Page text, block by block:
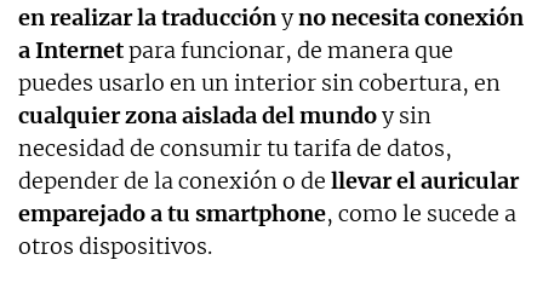
en realizar la traducciónyno necesita conexión
a Internetpara funcionar, de manera que
puedes usarlo en un interior sin cobertura, en
cualquier zona aislada del mundoy sin
necesidad de consumir tu tarifa de datos,
depender de la conexión o de llevar el auricular
emparejado a tu smartphone, como le sucede a
otros dispositivos.